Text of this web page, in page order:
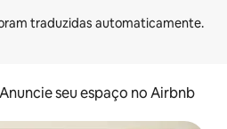
Anuncie seu espaço no Airbnb